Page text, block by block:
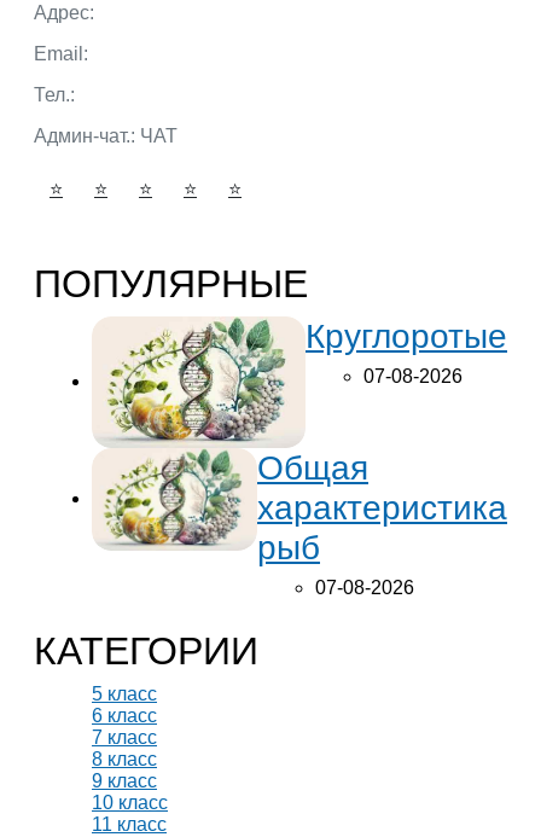
Адрес:
Email:
Тел.:
Админ-чат.: ЧАТ
⭐ ⭐ ⭐ ⭐ ⭐
ПОПУЛЯРНЫЕ
Круглоротые
07-08-2026
Общая
характеристика
рыб
07-08-2026
КАТЕГОРИИ
5 класс
6 класс
7 класс
8 класс
9 класс
10 класс
11 класс